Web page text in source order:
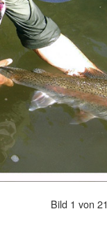
Bild 1 von 21